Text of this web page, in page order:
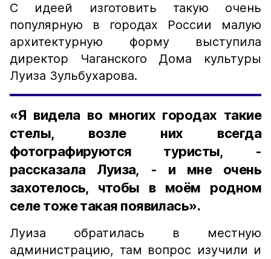
С идеей изготовить такую очень
популярную в городах России малую
архитектурную форму выступила
директор Чаганского Дома культуры
Луиза Зульбухарова.
«Я видела во многих городах такие
стелы, возле них всегда
фотографируются туристы, -
рассказала Луиза, - и мне очень
захотелось, чтобы в моём родном
селе тоже такая появилась».
Луиза обратилась в местную
администрацию, там вопрос изучили и